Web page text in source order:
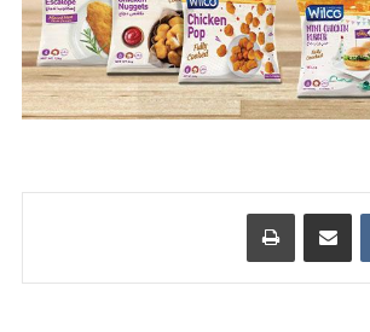
مشاركة عبر البريد طباعة